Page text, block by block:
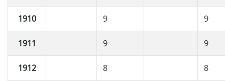
1910 9 9
1911 9 9
1912 8 8